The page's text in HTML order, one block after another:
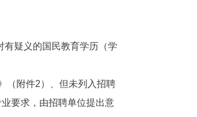
有疑义的国民教育学历（学
（附件2）、但未列入招聘
要求，由招聘单位提出意